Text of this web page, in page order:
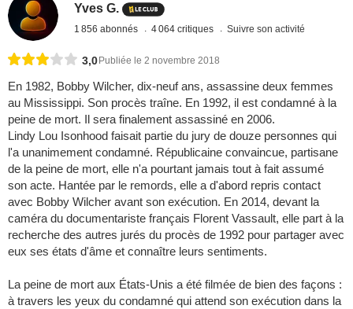
Yves G.
1 856 abonnés 4 064 critiques Suivre son activité
3,0 Publiée le 2 novembre 2018
En 1982, Bobby Wilcher, dix-neuf ans, assassine deux femmes
au Mississippi. Son procès traîne. En 1992, il est condamné à la
peine de mort. Il sera finalement assassiné en 2006.
Lindy Lou Isonhood faisait partie du jury de douze personnes qui
l'a unanimement condamné. Républicaine convaincue, partisane
de la peine de mort, elle n'a pourtant jamais tout à fait assumé
son acte. Hantée par le remords, elle a d'abord repris contact
avec Bobby Wilcher avant son exécution. En 2014, devant la
caméra du documentariste français Florent Vassault, elle part à la
recherche des autres jurés du procès de 1992 pour partager avec
eux ses états d'âme et connaître leurs sentiments.
La peine de mort aux États-Unis a été filmée de bien des façons :
à travers les yeux du condamné qui attend son exécution dans la